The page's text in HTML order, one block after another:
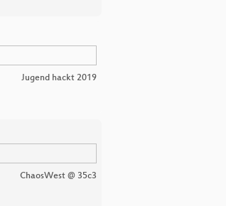
Jugend hackt 2019
ChaosWest @ 35c3